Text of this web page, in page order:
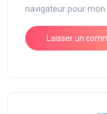
navigateur pour